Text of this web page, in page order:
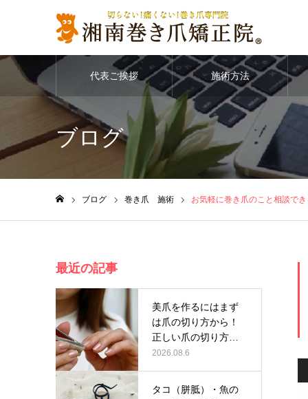
代表ご挨拶 施術方法
ブログ
ブログ 巻き爪 施術 お気軽に巻き爪のこと相談で
最近の記事
美爪を作るにはまず
は爪の切り方から！
正しい爪の切り方と
は？
2026.08.6
タコ（胼胝）・魚の